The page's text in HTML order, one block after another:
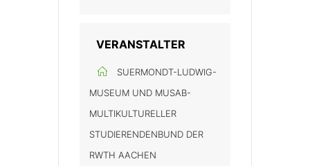
VERANSTALTER
SUERMONDT-LUDWIG-
MUSEUM UND MUSAB-
MULTIKULTURELLER
STUDIERENDENBUND DER
RWTH AACHEN